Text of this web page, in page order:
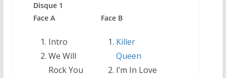
Disque 1
Face A
Intro
We Will
Rock You
Face B
Killer
Queen
I’m In Love